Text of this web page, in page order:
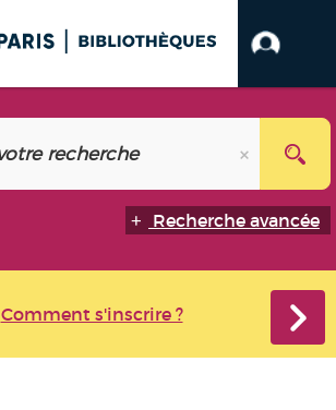
Recherche avancée
Comment s'inscrire ?